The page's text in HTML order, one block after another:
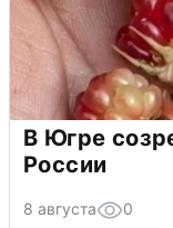
В Югре
России
8 августа 0